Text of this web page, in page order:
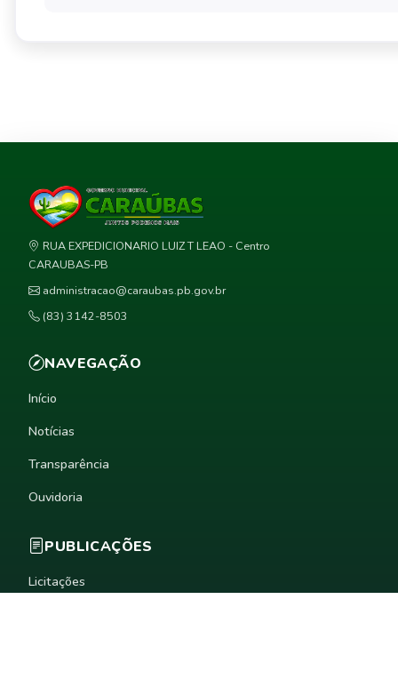
RUA EXPEDICIONARIO LUIZ T LEAO - Centro
CARAUBAS-PB
administracao@caraubas.pb.gov.br
(83) 3142-8503
NAVEGAÇÃO
Início
Notícias
Transparência
Ouvidoria
PUBLICAÇÕES
Licitações